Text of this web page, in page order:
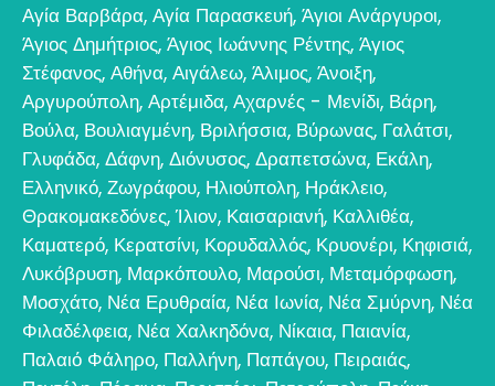
Αγία Βαρβάρα, Αγία Παρασκευή, Άγιοι Ανάργυροι,
Άγιος Δημήτριος, Άγιος Ιωάννης Ρέντης, Άγιος
Στέφανος, Αθήνα, Αιγάλεω, Άλιμος, Άνοιξη,
Αργυρούπολη, Αρτέμιδα, Αχαρνές - Μενίδι, Βάρη,
Βούλα, Βουλιαγμένη, Βριλήσσια, Βύρωνας, Γαλάτσι,
Γλυφάδα, Δάφνη, Διόνυσος, Δραπετσώνα, Εκάλη,
Ελληνικό, Ζωγράφου, Ηλιούπολη, Ηράκλειο,
Θρακομακεδόνες,Ίλιον, Καισαριανή, Καλλιθέα,
Καματερό, Κερατσίνι, Κορυδαλλός, Κρυονέρι, Κηφισιά,
Λυκόβρυση, Μαρκόπουλο, Μαρούσι, Μεταμόρφωση,
Μοσχάτο, Νέα Ερυθραία, Νέα Ιωνία, Νέα Σμύρνη, Νέα
Φιλαδέλφεια, Νέα Χαλκηδόνα, Νίκαια, Παιανία,
Παλαιό Φάληρο, Παλλήνη, Παπάγου, Πειραιάς,